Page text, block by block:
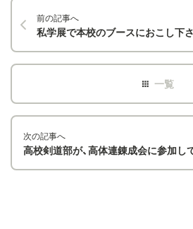
前の記事へ
私学展で本校のブースにおこし下さり、
次の記事へ
高校剣道部が、高体連錬成会に参加し